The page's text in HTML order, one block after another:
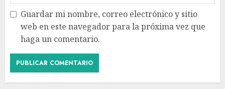
Guardar mi nombre, correo electrónico y sitio
web en este navegador para la próxima vez que
haga un comentario.